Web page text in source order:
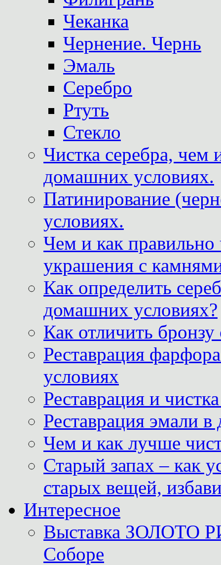
Чеканка
Чернение. Чернь
Эмаль
Серебро
Ртуть
Стекло
Чистка серебра, чем
домашних условиях.
Патинирование
условиях.
Чем и как
украшения с
Как определить
домашних условиях?
Как отличить
Реставрация
условиях
Реставрация и
Реставрация эмали
Чем и как лучше
Старый запах – как
старых вещей,
Интересное
Выставка ЗОЛОТО
Соборе